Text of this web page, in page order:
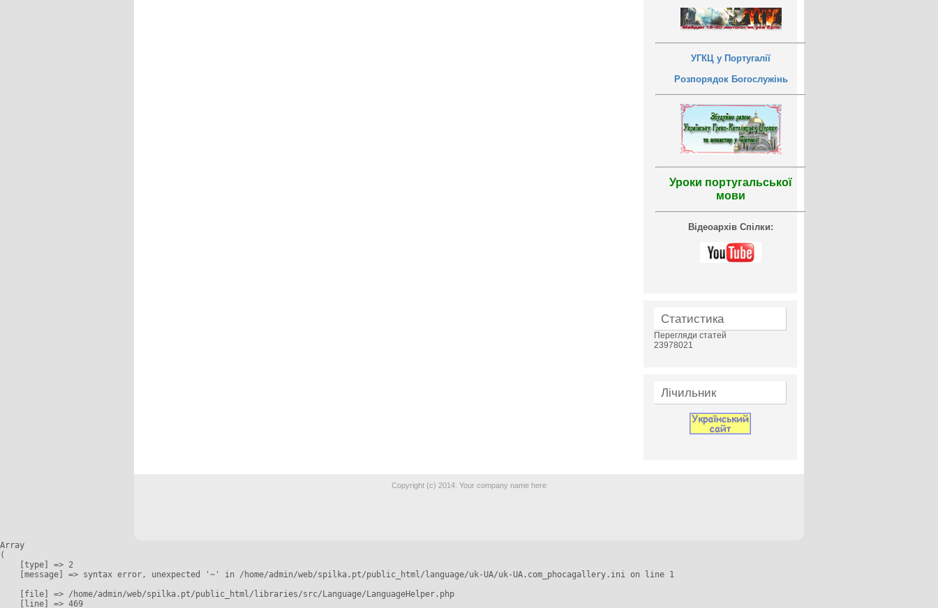
УГКЦ у Португалії
Розпорядок Богослужінь
Уроки португальської
мови
Відеоархів Спілки:
Статистика
Перегляди статей
23978021
Лічильник
Copyright (c) 2014. Your company name here
Array
(
    [type] => 2
    [message] => syntax error, unexpected '~' in /home/admin/web/spilka.pt/public_html/language/uk-UA/uk-UA.com_phocagallery.ini on line 1
    [file] => /home/admin/web/spilka.pt/public_html/libraries/src/Language/LanguageHelper.php
    [line] => 469